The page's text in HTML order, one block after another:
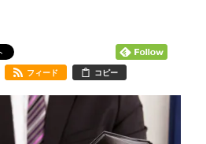
フィード コピー